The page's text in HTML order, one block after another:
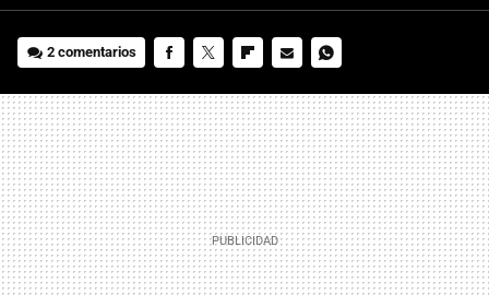
2 comentarios
MAIL